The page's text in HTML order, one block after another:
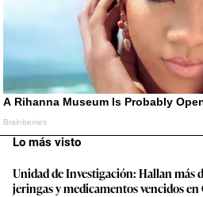
Lo más visto
Unidad de Investigación: Hallan más
jeringas y medicamentos vencidos en